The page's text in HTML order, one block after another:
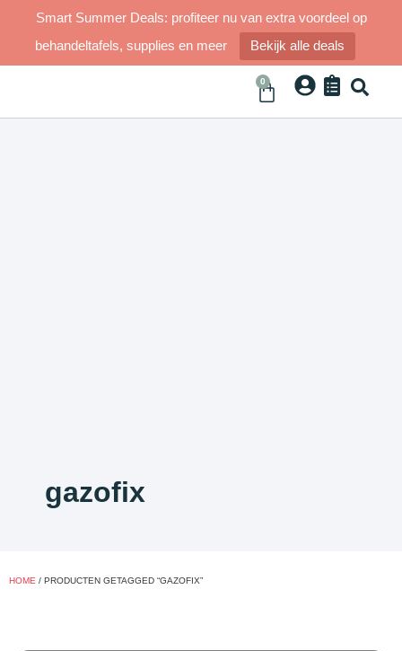
Smart Summer Deals: profiteer nu van extra voordeel op
behandeltafels, supplies en meer
Bekijk alle deals
0
gazofix
HOME / PRODUCTEN GETAGGED “GAZOFIX”